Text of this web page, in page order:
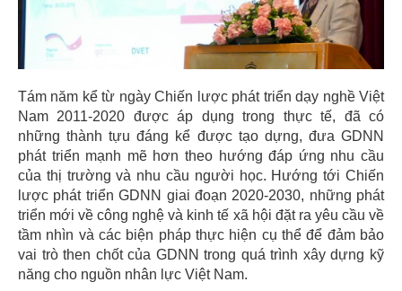
Tám năm kể từ ngày Chiến lược phát triển dạy nghề Việt
Nam 2011-2020 được áp dụng trong thực tế, đã có
những thành tựu đáng kể được tạo dựng, đưa GDNN
phát triển mạnh mẽ hơn theo hướng đáp ứng nhu cầu
của thị trường và nhu cầu người học. Hướng tới Chiến
lược phát triển GDNN giai đoạn 2020-2030, những phát
triển mới về công nghệ và kinh tế xã hội đặt ra yêu cầu về
tầm nhìn và các biện pháp thực hiện cụ thể để đảm bảo
vai trò then chốt của GDNN trong quá trình xây dựng kỹ
năng cho nguồn nhân lực Việt Nam.